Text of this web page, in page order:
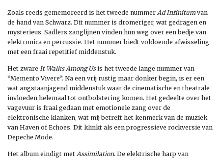
Zoals reeds gememoreerd is het tweede nummer Ad Infinitumvan
de hand van Schwarz. Dit nummer is dromeriger, wat gedragen en
mysterieus. Sadlers zanglijnen vinden hun weg over een bedje van
elektronica en percussie. Het nummer biedt voldoende afwisseling
met een fraai repetitief middenstuk.
Het zware It Walks Among Usis het tweede lange nummer van
“Memento Vivere”. Na een vrij rustig maar donker begin, is er een
wat angstaanjagend middenstuk waar de cinematische en theatrale
invloeden helemaal tot ontbolstering komen. Het gedeelte over het
vagevuur is fraai gedaan met emotionele zang over de
elektronische klanken, wat mij betreft het kenmerk van de muziek
van Haven of Echoes. Dit klinkt als een progressieve rockversie van
Depeche Mode.
Het album eindigt met Assimilation. De elektrische harp van